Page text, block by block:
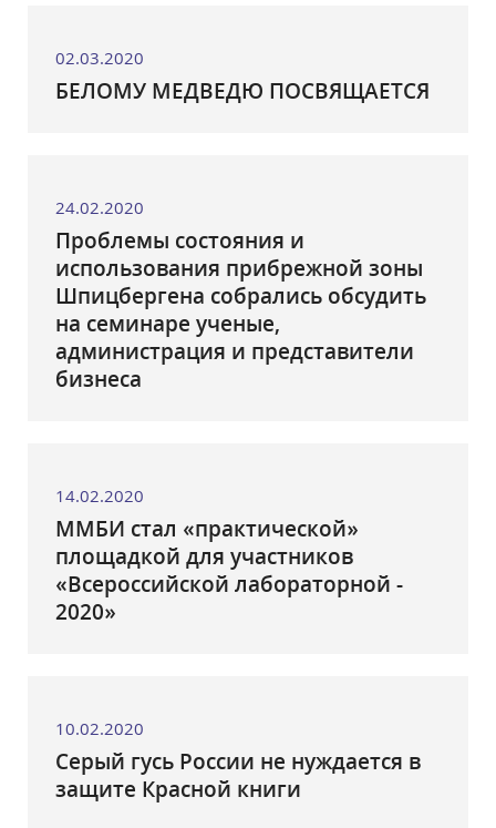
02.03.2020
БЕЛОМУ МЕДВЕДЮ ПОСВЯЩАЕТСЯ
24.02.2020
Проблемы состояния и
использования прибрежной зоны
Шпицбергена собрались обсудить
на семинаре ученые,
администрация и представители
бизнеса
14.02.2020
ММБИ стал «практической»
площадкой для участников
«Всероссийской лабораторной -
2020»
10.02.2020
Серый гусь России не нуждается в
защите Красной книги